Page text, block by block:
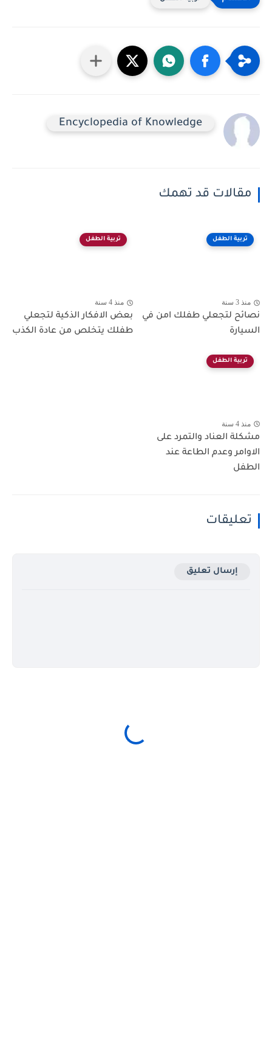
Encyclopedia of Knowledge
مقالات قد تهمك
تربية الطفل
منذ 3 سنة
نصائح لتجعلي طفلك امن في
السيارة
تربية الطفل
منذ 4 سنة
بعض الافكار الذكية لتجعلي
طفلك يتخلص من عادة الكذب
تربية الطفل
منذ 4 سنة
مشكلة العناد والتمرد على
الاوامر وعدم الطاعة عند
الطفل
تعليقات
إرسال تعليق